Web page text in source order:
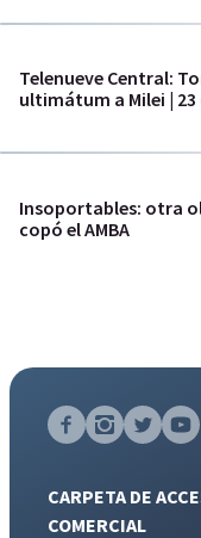
Telenueve Central:
ultimátum a Milei | 23
Insoportables: otra
copó el AMBA
CARPETA DE
COMERCIAL